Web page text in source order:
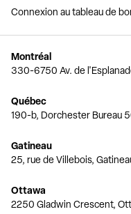
Connexion au tableau de
Montréal
330-6750 Av. de
Québec
190-b, Dorchester Bureau
Gatineau
25, rue de Villebois,
Ottawa
2250 Gladwin Crescent,